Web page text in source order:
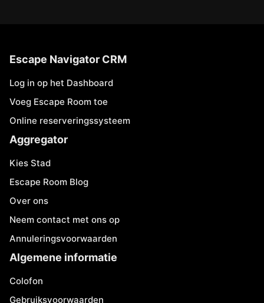
Escape Navigator CRM
Log in op het Dashboard
Voeg Escape Room toe
Online reserveringssysteem
Aggregator
Kies Stad
Escape Room Blog
Over ons
Neem contact met ons op
Annuleringsvoorwaarden
Algemene informatie
Colofon
Gebruiksvoorwaarden